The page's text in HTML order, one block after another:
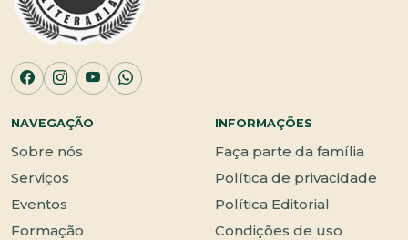
NAVEGAÇÃO
Sobre nós
Serviços
Eventos
Formação
INFORMAÇÕES
Faça parte da família
Política de privacidade
Política Editorial
Condições de uso